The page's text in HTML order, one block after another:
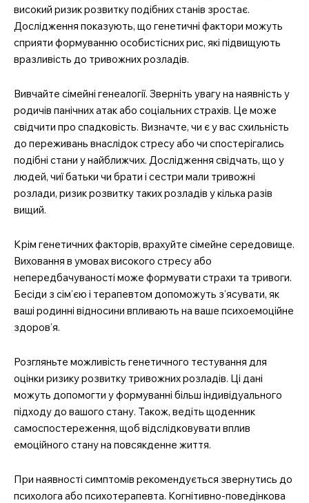
високий ризик розвитку подібних станів зростає.
Дослідження показують, що генетичні фактори можуть
сприяти формуванню особистісних рис, які підвищують
вразливість до тривожних розладів.
Вивчайте сімейні генеалогії. Зверніть увагу на наявність у
родичів панічних атак або соціальних страхів. Це може
свідчити про спадковість. Визначте, чи є у вас схильність
до переживань внаслідок стресу або чи спостерігались
подібні стани у найближчих. Дослідження свідчать, що у
людей, чиї батьки чи брати і сестри мали тривожні
розлади, ризик розвитку таких розладів у кілька разів
вищий.
Крім генетичних факторів, врахуйте сімейне середовище.
Виховання в умовах високого стресу або
непередбачуваності може формувати страхи та тривоги.
Бесіди з сім’єю і терапевтом допоможуть з’ясувати, як
ваші родинні відносини впливають на ваше психоемоційне
здоров’я.
Розгляньте можливість генетичного тестування для
оцінки ризику розвитку тривожних розладів. Ці дані
можуть допомогти у формуванні більш індивідуального
підходу до вашого стану. Також, ведіть щоденник
самоспостереження, щоб відслідковувати вплив
емоційного стану на повсякденне життя.
При наявності симптомів рекомендується звернутись до
психолога або психотерапевта. Когнітивно-поведінкова